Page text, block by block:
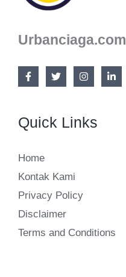
Urbanciaga.com
Quick Links
Home
Kontak Kami
Privacy Policy
Disclaimer
Terms and Conditions